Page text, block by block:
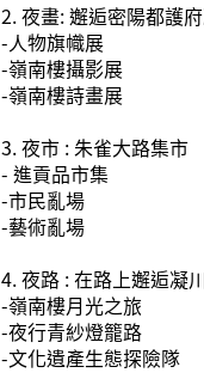
2. 夜畫: 邂逅密陽都護
-人物旗幟展
-嶺南樓攝影展
-嶺南樓詩畫展
3. 夜市 : 朱雀大路集市
- 進貢品市集
-市民亂場
-藝術亂場
4. 夜路 : 在路上邂逅凝
-嶺南樓月光之旅
-夜行青紗燈籠路
-文化遺產生態探險隊